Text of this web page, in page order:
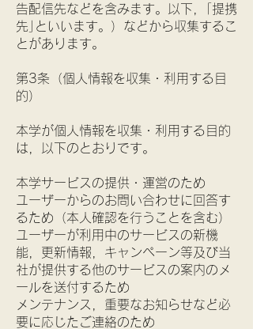
告配信先などを含みます。以下，｢提携
先｣といいます。）などから収集するこ
とがあります。
第3条（個人情報を収集・利用する目
的）
本学が個人情報を収集・利用する目的
は，以下のとおりです。
本学サービスの提供・運営のため
ユーザーからのお問い合わせに回答す
るため（本人確認を行うことを含む）
ユーザーが利用中のサービスの新機
能，更新情報，キャンペーン等及び当
社が提供する他のサービスの案内のメ
ールを送付するため
メンテナンス，重要なお知らせなど必
要に応じたご連絡のため